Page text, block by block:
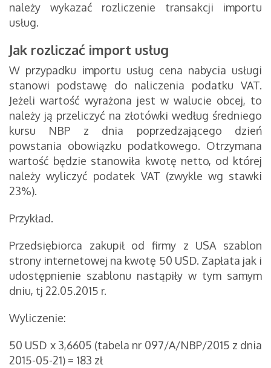
należy wykazać rozliczenie transakcji importu
usług.
Jak rozliczać import usług
W przypadku importu usług cena nabycia usługi
stanowi podstawę do naliczenia podatku VAT.
Jeżeli wartość wyrażona jest w walucie obcej, to
należy ją przeliczyć na złotówki według średniego
kursu NBP z dnia poprzedzającego dzień
powstania obowiązku podatkowego. Otrzymana
wartość będzie stanowiła kwotę netto, od której
należy wyliczyć podatek VAT (zwykle wg stawki
23%).
Przykład.
Przedsiębiorca zakupił od firmy z USA szablon
strony internetowej na kwotę 50 USD. Zapłata jak i
udostępnienie szablonu nastąpiły w tym samym
dniu, tj 22.05.2015 r.
Wyliczenie:
50 USD x 3,6605 (tabela nr 097/A/NBP/2015 z dnia
2015-05-21) = 183 zł